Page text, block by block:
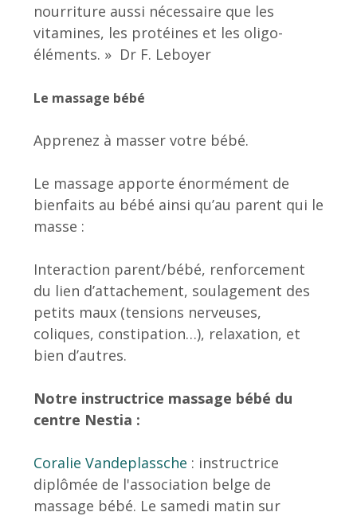
nourriture aussi nécessaire que les
vitamines, les protéines et les oligo-
éléments. » Dr F. Leboyer
Le massage bébé
Apprenez à masser votre bébé.
Le massage apporte énormément de
bienfaits au bébé ainsi qu’au parent qui le
masse :
Interaction parent/bébé, renforcement
du lien d’attachement, soulagement des
petits maux (tensions nerveuses,
coliques, constipation…), relaxation, et
bien d’autres.
Notre instructrice massage bébé du
centre Nestia :
Coralie Vandeplassche : instructrice
diplômée de l'association belge de
massage bébé. Le samedi matin sur